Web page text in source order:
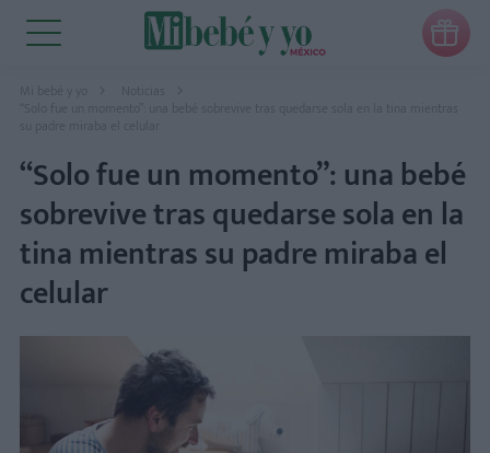

Mi bebé y yo
Noticias
“Solo fue un momento”: una bebé sobrevive tras quedarse sola en la tina mientras
“Solo fue un momento”: una bebé
sobrevive tras quedarse sola en la
tina mientras su padre miraba el
celular